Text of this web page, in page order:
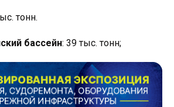
тонн.
бассейн: 39 тыс. тонн;